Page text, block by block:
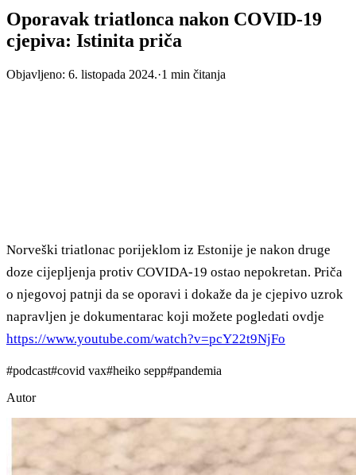
Oporavak triatlonca nakon COVID-19
cjepiva: Istinita priča
Objavljeno: 6. listopada 2024.·1 min čitanja
Norveški triatlonac porijeklom iz Estonije je nakon druge
doze cijepljenja protiv COVIDA-19 ostao nepokretan. Priča
o njegovoj patnji da se oporavi i dokaže da je cjepivo uzrok
napravljen je dokumentarac koji možete pogledati ovdje
https://www.youtube.com/watch?v=pcY22t9NjFo
#podcast#covid vax#heiko sepp#pandemia
Autor